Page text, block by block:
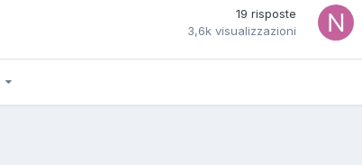
19 risposte
3,6k visualizzazioni